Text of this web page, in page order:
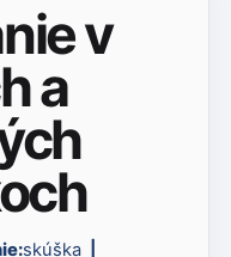
v
a
skúška